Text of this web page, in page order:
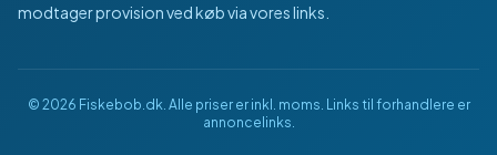
modtager provision ved køb via vores links.
© 2026 Fiskebob.dk. Alle priser er inkl. moms. Links til forhandlere er
annoncelinks.